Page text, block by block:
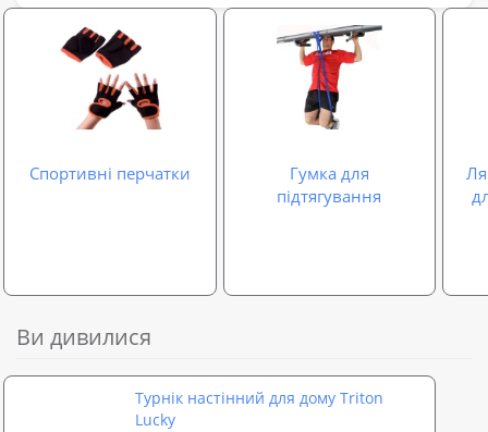
Спортивні перчатки
Гумка для
підтягування
Ви дивилися
Турнік настінний для дому Triton
Lucky